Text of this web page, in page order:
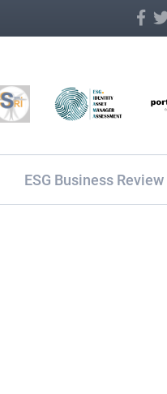
ESG Business Review